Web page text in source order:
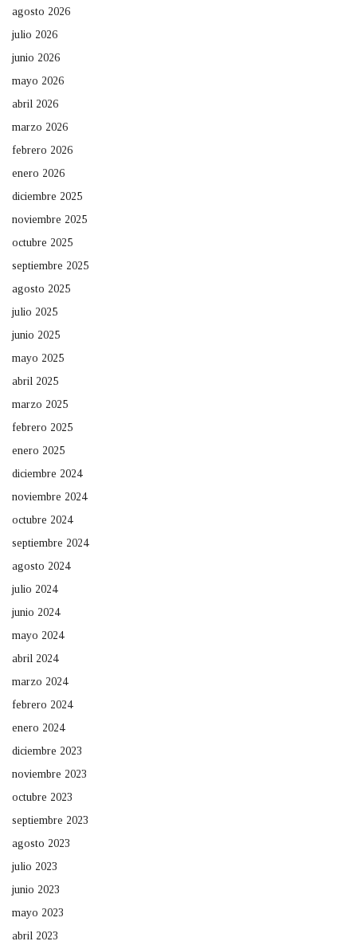
agosto 2026
julio 2026
junio 2026
mayo 2026
abril 2026
marzo 2026
febrero 2026
enero 2026
diciembre 2025
noviembre 2025
octubre 2025
septiembre 2025
agosto 2025
julio 2025
junio 2025
mayo 2025
abril 2025
marzo 2025
febrero 2025
enero 2025
diciembre 2024
noviembre 2024
octubre 2024
septiembre 2024
agosto 2024
julio 2024
junio 2024
mayo 2024
abril 2024
marzo 2024
febrero 2024
enero 2024
diciembre 2023
noviembre 2023
octubre 2023
septiembre 2023
agosto 2023
julio 2023
junio 2023
mayo 2023
abril 2023